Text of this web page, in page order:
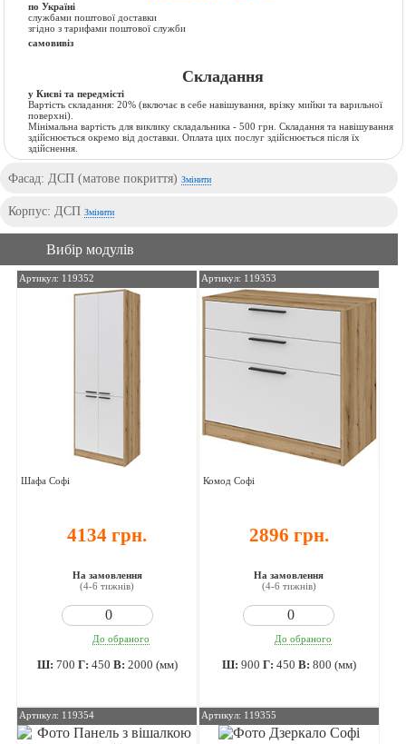
по Україні
службами поштової доставки
згідно з тарифами поштової служби
самовивіз
Складання
у Києві та передмісті
Вартість складання:20% (включає в себе навішування, врізку мийки та варильної
поверхні).
Мінімальна вартість для виклику складальника - 500 грн. Складання та навішування
здійснюється окремо від доставки. Оплата цих послуг здійснюється після їх
здійснення.
Фасад: ДСП (матове покриття)Змінити
Корпус: ДСПЗмінити
Вибір модулів
Артикул: 119352
Шафа Софі
4134 грн.
На замовлення
(4-6 тижнів)
До обраного
Ш: 700 Г: 450 В: 2000 (мм)
Артикул: 119353
Комод Софі
2896 грн.
На замовлення
(4-6 тижнів)
До обраного
Ш: 900 Г: 450 В: 800 (мм)
Артикул: 119354 Артикул: 119355